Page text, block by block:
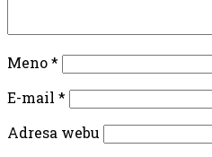
Meno*
E-mail *
Adresa webu